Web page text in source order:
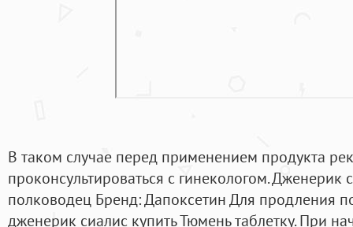
В таком случае перед применением продукта
проконсультироваться с гинекологом. Дженерик
полководец Бренд: Дапоксетин Для продления
дженерик сиалис купить Тюмень таблетку. При